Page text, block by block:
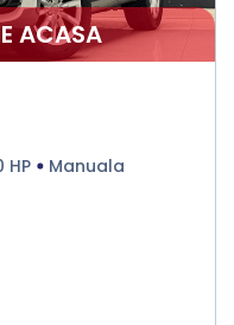
ACASA
HP Manuala